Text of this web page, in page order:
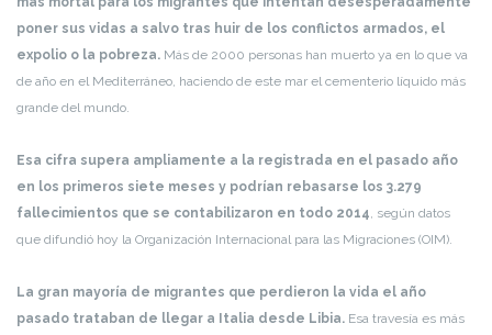
poner sus vidas a salvo tras huir de los conflictos armados, el
expolio o la pobreza. Más de 2000 personas han muerto ya en lo que va
de año en el Mediterráneo, haciendo de este mar el cementerio líquido más
grande del mundo.
Esa cifra supera ampliamente a la registrada en el pasado año
en los primeros siete meses y podrían rebasarse los 3.279
fallecimientos que se contabilizaron en todo 2014 , según datos
que difundió hoy la Organización Internacional para las Migraciones (OIM).
La gran mayoría de migrantes que perdieron la vida el año
pasado trataban de llegar a Italia desde Libia. Esa travesía es más